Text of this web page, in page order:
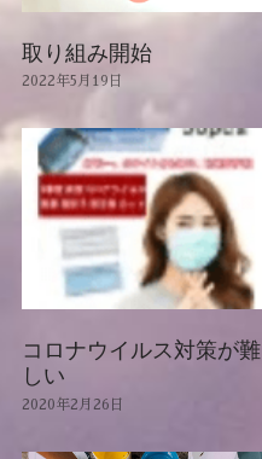
取り組み開始
2022年5月19日
コロナウイルス対策が難
しい
2020年2月26日